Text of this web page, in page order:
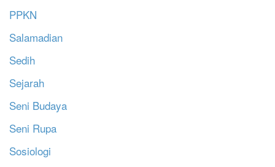
PPKN
Salamadian
Sedih
Sejarah
Seni Budaya
Seni Rupa
Sosiologi